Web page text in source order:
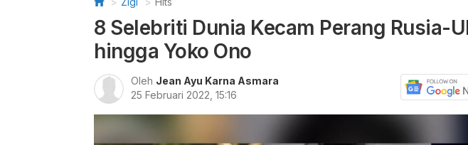
8 Selebriti Dunia Kecam Perang Rusia-
hingga Yoko Ono
Oleh Jean Ayu Karna Asmara
25 Februari 2022, 15:16